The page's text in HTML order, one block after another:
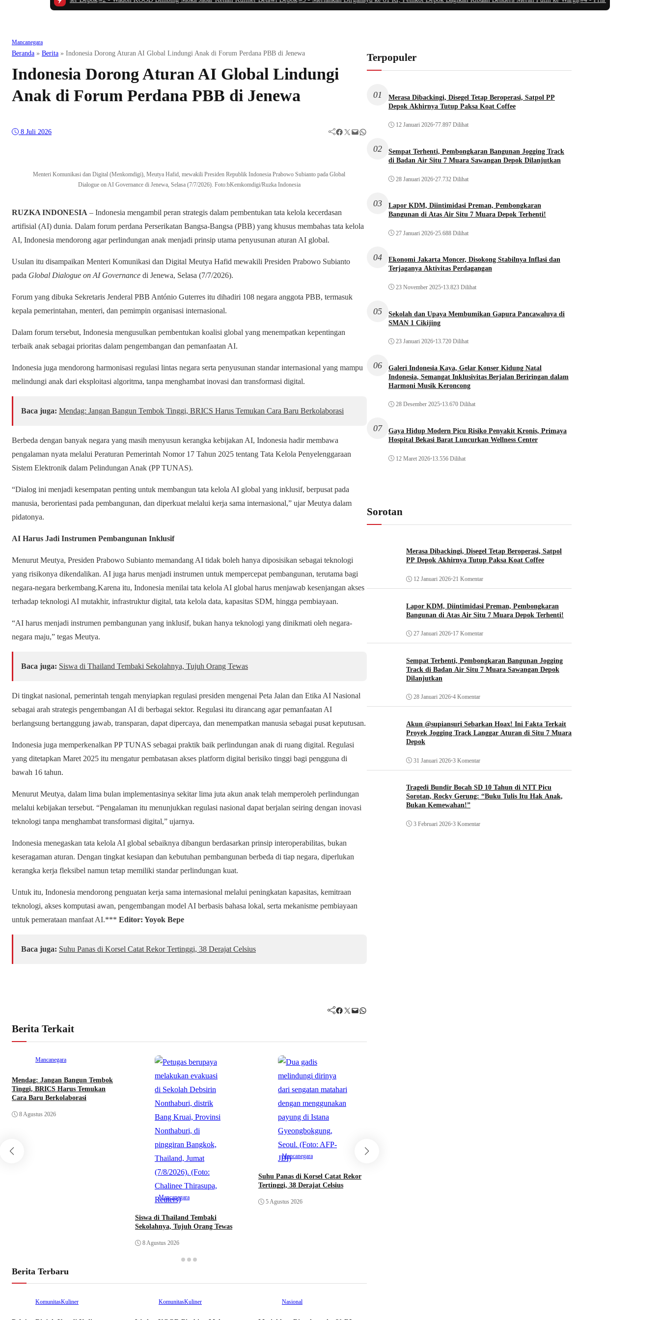
Mancanegara
Beranda » Berita » Indonesia Dorong Aturan AI Global Lindungi Anak di Forum Perdana PBB di Jenewa
Indonesia Dorong Aturan AI Global Lindungi
Anak di Forum Perdana PBB di Jenewa
8 Juli 2026 Facebook Twitter Mail WhatsApp
Menteri Komunikasi dan Digital (Menkomdigi), Meutya Hafid, mewakili Presiden Republik Indonesia Prabowo Subianto pada Global
Dialogue on AI Governance di Jenewa, Selasa (7/7/2026). Foto:bKemkomdigi/Ruzka Indonesia
RUZKA INDONESIA – Indonesia mengambil peran strategis dalam pembentukan tata kelola kecerdasan
artifisial (AI) dunia. Dalam forum perdana Perserikatan Bangsa-Bangsa (PBB) yang khusus membahas tata kelola
AI, Indonesia mendorong agar perlindungan anak menjadi prinsip utama penyusunan aturan AI global.
Usulan itu disampaikan Menteri Komunikasi dan Digital Meutya Hafid mewakili Presiden Prabowo Subianto
pada Global Dialogue on AI Governance di Jenewa, Selasa (7/7/2026).
Forum yang dibuka Sekretaris Jenderal PBB António Guterres itu dihadiri 108 negara anggota PBB, termasuk
kepala pemerintahan, menteri, dan pemimpin organisasi internasional.
Dalam forum tersebut, Indonesia mengusulkan pembentukan koalisi global yang menempatkan kepentingan
terbaik anak sebagai prioritas dalam pengembangan dan pemanfaatan AI.
Indonesia juga mendorong harmonisasi regulasi lintas negara serta penyusunan standar internasional yang mampu
melindungi anak dari eksploitasi algoritma, tanpa menghambat inovasi dan transformasi digital.
Baca juga: Mendag: Jangan Bangun Tembok Tinggi, BRICS Harus Temukan Cara Baru Berkolaborasi
Berbeda dengan banyak negara yang masih menyusun kerangka kebijakan AI, Indonesia hadir membawa
pengalaman nyata melalui Peraturan Pemerintah Nomor 17 Tahun 2025 tentang Tata Kelola Penyelenggaraan
Sistem Elektronik dalam Pelindungan Anak (PP TUNAS).
“Dialog ini menjadi kesempatan penting untuk membangun tata kelola AI global yang inklusif, berpusat pada
manusia, berorientasi pada pembangunan, dan diperkuat melalui kerja sama internasional,” ujar Meutya dalam
pidatonya.
AI Harus Jadi Instrumen Pembangunan Inklusif
Menurut Meutya, Presiden Prabowo Subianto memandang AI tidak boleh hanya diposisikan sebagai teknologi
yang risikonya dikendalikan. AI juga harus menjadi instrumen untuk mempercepat pembangunan, terutama bagi
negara-negara berkembang.Karena itu, Indonesia menilai tata kelola AI global harus menjawab kesenjangan akses
terhadap teknologi AI mutakhir, infrastruktur digital, tata kelola data, kapasitas SDM, hingga pembiayaan.
“AI harus menjadi instrumen pembangunan yang inklusif, bukan hanya teknologi yang dinikmati oleh negara-
negara maju,” tegas Meutya.
Baca juga: Siswa di Thailand Tembaki Sekolahnya, Tujuh Orang Tewas
Di tingkat nasional, pemerintah tengah menyiapkan regulasi presiden mengenai Peta Jalan dan Etika AI Nasional
sebagai arah strategis pengembangan AI di berbagai sektor. Regulasi itu dirancang agar pemanfaatan AI
berlangsung bertanggung jawab, transparan, dapat dipercaya, dan menempatkan manusia sebagai pusat keputusan.
Indonesia juga memperkenalkan PP TUNAS sebagai praktik baik perlindungan anak di ruang digital. Regulasi
yang ditetapkan Maret 2025 itu mengatur pembatasan akses platform digital berisiko tinggi bagi pengguna di
bawah 16 tahun.
Menurut Meutya, dalam lima bulan implementasinya sekitar lima juta akun anak telah memperoleh perlindungan
melalui kebijakan tersebut. “Pengalaman itu menunjukkan regulasi nasional dapat berjalan seiring dengan inovasi
teknologi tanpa menghambat transformasi digital,” ujarnya.
Indonesia menegaskan tata kelola AI global sebaiknya dibangun berdasarkan prinsip interoperabilitas, bukan
keseragaman aturan. Dengan tingkat kesiapan dan kebutuhan pembangunan berbeda di tiap negara, diperlukan
kerangka kerja fleksibel namun tetap memiliki standar perlindungan kuat.
Untuk itu, Indonesia mendorong penguatan kerja sama internasional melalui peningkatan kapasitas, kemitraan
teknologi, akses komputasi awan, pengembangan model AI berbasis bahasa lokal, serta mekanisme pembiayaan
untuk pemerataan manfaat AI.*** Editor: Yoyok Bepe
Baca juga: Suhu Panas di Korsel Catat Rekor Tertinggi, 38 Derajat Celsius
Facebook Twitter Mail WhatsApp
Berita Terkait
Mancanegara
Mendag: Jangan Bangun Tembok
Tinggi, BRICS Harus Temukan
Cara Baru Berkolaborasi
8 Agustus 2026
Mancanegara
Siswa di Thailand Tembaki
Sekolahnya, Tujuh Orang Tewas
8 Agustus 2026
Mancanegara
Suhu Panas di Korsel Catat Rekor
Tertinggi, 38 Derajat Celsius
5 Agustus 2026
Berita Terbaru
KomunitasKuliner KomunitasKuliner Nasional
Terpopuler
01
Merasa Dibackingi, Disegel Tetap Beroperasi, Satpol PP
Depok Akhirnya Tutup Paksa Koat Coffee
12 Januari 2026•77.897 Dilihat
02
Sempat Terhenti, Pembongkaran Bangunan Jogging Track
di Badan Air Situ 7 Muara Sawangan Depok Dilanjutkan
28 Januari 2026•27.732 Dilihat
03
Lapor KDM, Diintimidasi Preman, Pembongkaran
Bangunan di Atas Air Situ 7 Muara Depok Terhenti!
27 Januari 2026•25.688 Dilihat
04
Ekonomi Jakarta Moncer, Disokong Stabilnya Inflasi dan
Terjaganya Aktivitas Perdagangan
23 November 2025•13.823 Dilihat
05
Sekolah dan Upaya Membumikan Gapura Pancawaluya di
SMAN 1 Cikijing
23 Januari 2026•13.720 Dilihat
06
Galeri Indonesia Kaya, Gelar Konser Kidung Natal
Indonesia, Semangat Inklusivitas Berjalan Beriringan dalam
Harmoni Musik Keroncong
28 Desember 2025•13.670 Dilihat
07
Gaya Hidup Modern Picu Risiko Penyakit Kronis, Primaya
Hospital Bekasi Barat Luncurkan Wellness Center
12 Maret 2026•13.556 Dilihat
Sorotan
Merasa Dibackingi, Disegel Tetap Beroperasi, Satpol
PP Depok Akhirnya Tutup Paksa Koat Coffee
12 Januari 2026•21 Komentar
Lapor KDM, Diintimidasi Preman, Pembongkaran
Bangunan di Atas Air Situ 7 Muara Depok Terhenti!
27 Januari 2026•17 Komentar
Sempat Terhenti, Pembongkaran Bangunan Jogging
Track di Badan Air Situ 7 Muara Sawangan Depok
Dilanjutkan
28 Januari 2026•4 Komentar
Akun @supiansuri Sebarkan Hoax! Ini Fakta Terkait
Proyek Jogging Track Langgar Aturan di Situ 7 Muara
Depok
31 Januari 2026•3 Komentar
Tragedi Bundir Bocah SD 10 Tahun di NTT Picu
Sorotan, Rocky Gerung: “Buku Tulis Itu Hak Anak,
Bukan Kemewahan!”
3 Februari 2026•3 Komentar